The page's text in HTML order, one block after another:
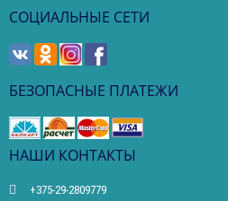
СОЦИАЛЬНЫЕ СЕТИ
БЕЗОПАСНЫЕ ПЛАТЕЖИ
НАШИ КОНТАКТЫ
+375-29-2809779